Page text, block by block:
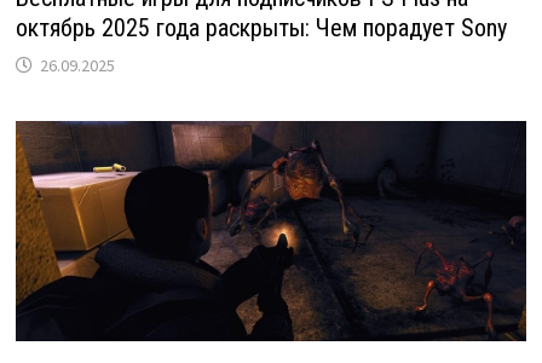
октябрь 2025 года раскрыты: Чем порадует Sony
26.09.2025